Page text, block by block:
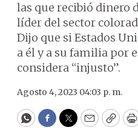
las que recibió dinero
líder del sector
Dijo que si Estados
a él y a su familia por
considera “injusto”.
Agosto 4, 2023 04:03 p. m.
WhatsApp
Facebook
Twitter
EmailCopy